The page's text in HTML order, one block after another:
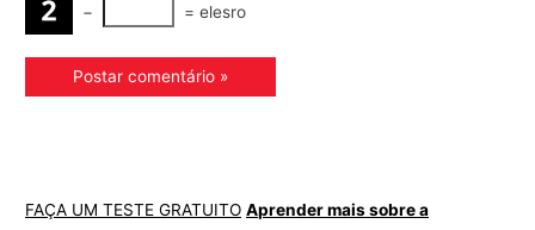
− = elesro
FAÇA UM TESTE GRATUITO Aprender mais sobre a